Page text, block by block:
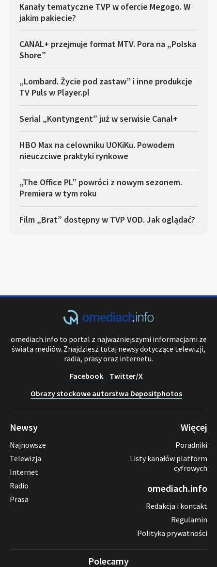
Kanały tematyczne TVP w ofercie Megogo. W
jakim pakiecie?
CANAL+ przejmuje format MTV. Pora na „Polska
Shore”
„Lombard. Życie pod zastaw” i inne produkcje
TV Puls w Player.pl
Serial „Kontyngent” już w serwisie Canal+
HBO Max na celowniku UOKiKu. Powodem
nieuczciwe praktyki rynkowe
„The Office PL” powróci z nowym sezonem.
Premiera w tym roku
Film „Brat” dostępny w TVP VOD. Jak oglądać?
omediach.info to portal z najważniejszymi informacjami ze
świata mediów. Znajdziesz tutaj newsy dotyczące telewizji,
radia, prasy oraz internetu.
Facebook
Twitter/X
Obrazy stockowe autorstwa Depositphotos
Newsy
Najnowsze
Telewizja
Internet
Radio
Prasa
Więcej
Poradniki
Listy kanałów platform
cyfrowych
omediach.info
Redakcja i kontakt
Regulamin
Polityka prywatności
Polecamy